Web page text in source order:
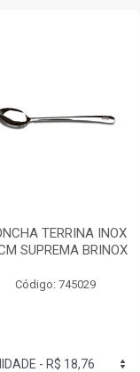
TERRINA INOX
SUPREMA BRINOX
Código: 745029